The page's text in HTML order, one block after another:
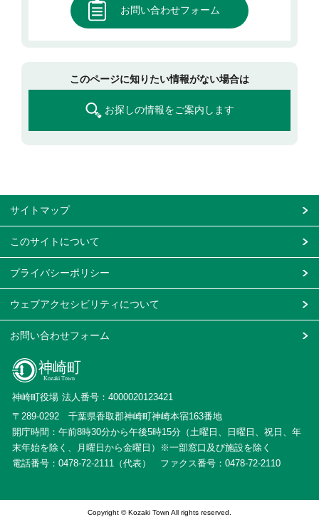
お問い合わせフォーム
このページに知りたい情報がない場合は
お探しの情報をご案内します
サイトマップ
このサイトについて
プライバシーポリシー
ウェブアクセシビリティについて
お問い合わせフォーム
神崎町役場 法人番号：4000020123421
〒289-0292 千葉県香取郡神崎町神崎本宿163番地
開庁時間：午前8時30分から午後5時15分（土曜日、日曜日、祝日、年
末年始を除く、月曜日から金曜日）
※一部窓口及び施設を除く
電話番号：0478-72-2111（代表） ファクス番号： 0478-72-2110
Copyright © Kozaki Town All rights reserved.